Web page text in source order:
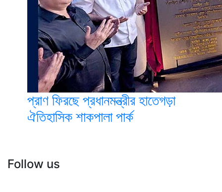
প্রাণ ফিরছে প্রধানমন্ত্রীর হাতেগড়া
ঐতিহাসিক শাকপালা পার্ক
Follow us